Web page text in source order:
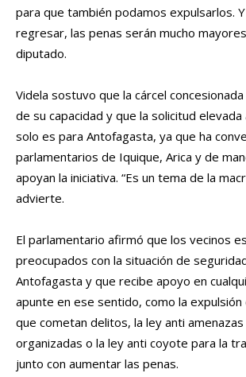
para que también podamos expulsarlos.
regresar, las penas serán mucho
diputado.
Videla sostuvo que la cárcel
de su capacidad y que la solicitud elevada
solo es para Antofagasta, ya que ha
parlamentarios de Iquique, Arica y de
apoyan la iniciativa. “Es un tema de la
advierte.
El parlamentario afirmó que los vecinos
preocupados con la situación de
Antofagasta y que recibe apoyo en
apunte en ese sentido, como la
que cometan delitos, la ley anti
organizadas o la ley anti coyote para la
junto con aumentar las penas.